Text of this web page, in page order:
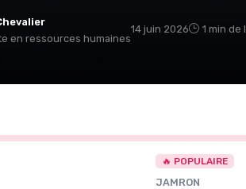
en ressources humaines
14 juin 2026 1 min de
🔥 POPULAIRE
JAMRON